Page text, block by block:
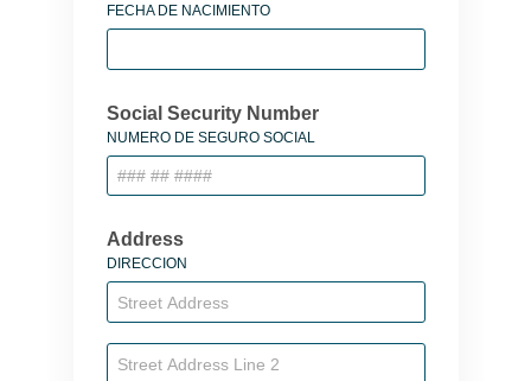
FECHA DE NACIMIENTO
Social Security Number
NUMERO DE SEGURO SOCIAL
Address
DIRECCION